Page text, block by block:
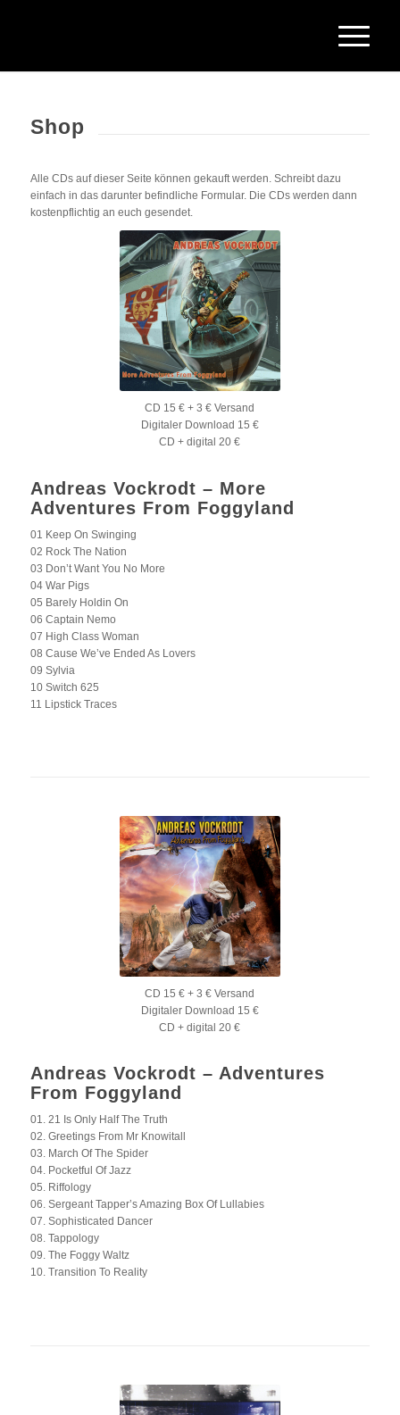
Shop
Alle CDs auf dieser Seite können gekauft werden. Schreibt dazu
einfach in das darunter befindliche Formular. Die CDs werden dann
kostenpflichtig an euch gesendet.
CD 15 € + 3 € Versand
Digitaler Download 15 €
CD + digital 20 €
Andreas Vockrodt – More
Adventures From Foggyland
01 Keep On Swinging
02 Rock The Nation
03 Don’t Want You No More
04 War Pigs
05 Barely Holdin On
06 Captain Nemo
07 High Class Woman
08 Cause We’ve Ended As Lovers
09 Sylvia
10 Switch 625
11 Lipstick Traces
CD 15 € + 3 € Versand
Digitaler Download 15 €
CD + digital 20 €
Andreas Vockrodt – Adventures
From Foggyland
01. 21 Is Only Half The Truth
02. Greetings From Mr Knowitall
03. March Of The Spider
04. Pocketful Of Jazz
05. Riffology
06. Sergeant Tapper’s Amazing Box Of Lullabies
07. Sophisticated Dancer
08. Tappology
09. The Foggy Waltz
10. Transition To Reality